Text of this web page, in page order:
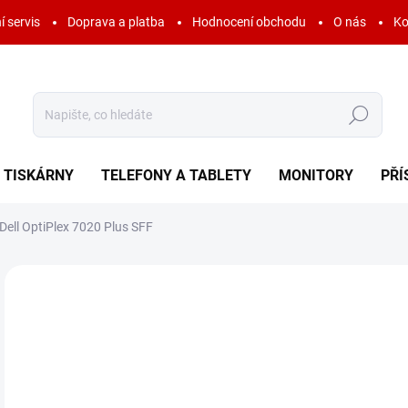
servis Doprava a platba Hodnocení obchodu O nás
Hledat
TISKÁRNY TELEFONY A TABLETY MONITORY
OptiPlex 7020 Plus SFF